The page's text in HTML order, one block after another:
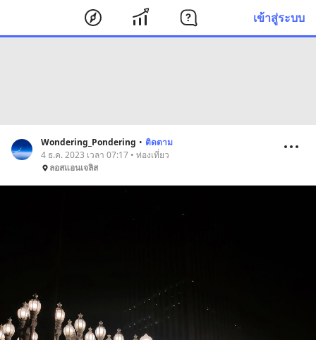
เข้าสู่ระบบ
Wondering_Pondering • ติดตาม
4 ธ.ค. 2023 เวลา 07:17 • ท่องเที่ยว
ลอสแอนเจลิส